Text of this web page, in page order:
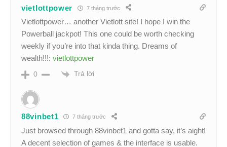
vietlottpower 7 tháng trước
Vietlottpower… another Vietlott site! I hope I win the
Powerball jackpot! This one could be worth checking
weekly if you’re into that kinda thing. Dreams of
wealth!!!: vietlottpower
0 Trả lời
88vinbet1 7 tháng trước
Just browsed through 88vinbet1 and gotta say, it’s aight!
A decent selection of games & the interface is usable.